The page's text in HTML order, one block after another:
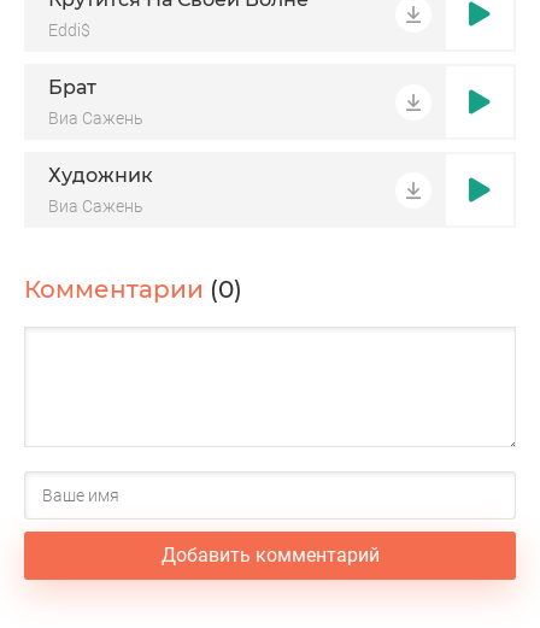
Eddi$
Брат
Виа Сажень
Художник
Виа Сажень
Комментарии (0)
Добавить комментарий